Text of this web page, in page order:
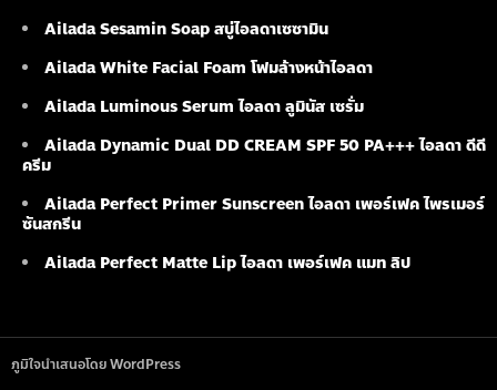
Ailada Sesamin Soapสบู่ไอลดาเซซามิน
Ailada White Facial Foamโฟมล้างหน้าไอลดา
Ailada Luminous Serumไอลดา ลูมินัส เซรั่ม
Ailada Dynamic Dual DD CREAM SPF 50 PA+++ ไอลดา ดีดี
ครีม
Ailada Perfect Primer Sunscreen ไอลดา เพอร์เฟค ไพรเมอร์
ซันสกรีน
Ailada Perfect Matte Lip ไอลดา เพอร์เฟค แมท ลิป
ภูมิใจนำเสนอโดย WordPress